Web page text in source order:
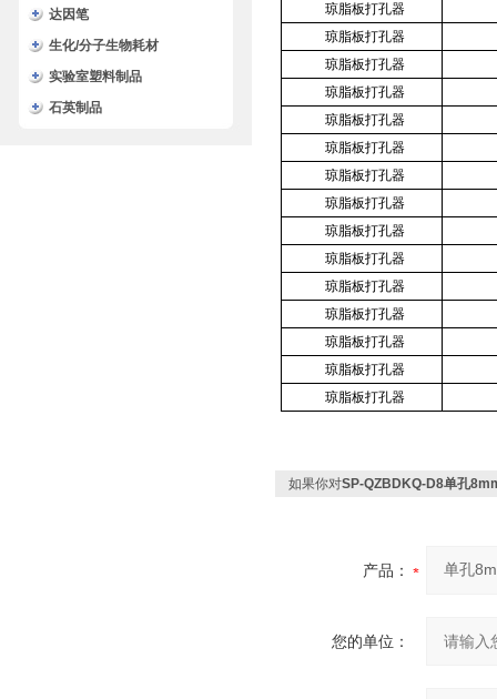
达因笔
生化/分子生物耗材
实验室塑料制品
石英制品
琼脂板打孔器
琼脂板打孔器
琼脂板打孔器
琼脂板打孔器
琼脂板打孔器
琼脂板打孔器
琼脂板打孔器
琼脂板打孔器
琼脂板打孔器
琼脂板打孔器
琼脂板打孔器
琼脂板打孔器
琼脂板打孔器
琼脂板打孔器
琼脂板打孔器
如果你对SP-QZBDKQ-D8单孔
产品：
您的单位：